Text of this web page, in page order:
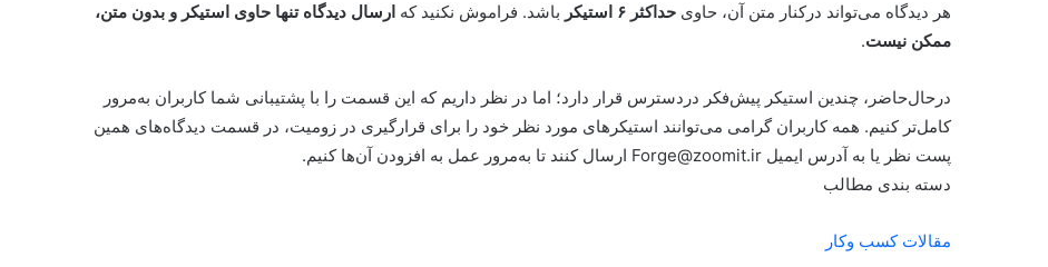
هر دیدگاه می‌تواند درکنار متن آن، حاوی حداکثر ۶ استیکر باشد. فراموش نکنید که ارسال دیدگاه تنها حاوی استیکر و بدون متن،
ممکن نیست.
در‌حال‌حاضر، چندین استیکر پیش‌فکر در‌دسترس قرار دارد؛ اما در نظر داریم که این قسمت را با پشتیبانی شما کاربران به‌مرور
کامل‌تر کنیم. همه کاربران گرامی می‌توانند استیکرهای مورد نظر خود را برای قرارگیری در زومیت، در قسمت دیدگاه‌های همین
پست نظر یا به آدرس ایمیل Forge@zoomit.ir ارسال کنند تا به‌مرور عمل به افزودن آن‌ها کنیم.
دسته بندی مطالب
مقالات کسب وکار